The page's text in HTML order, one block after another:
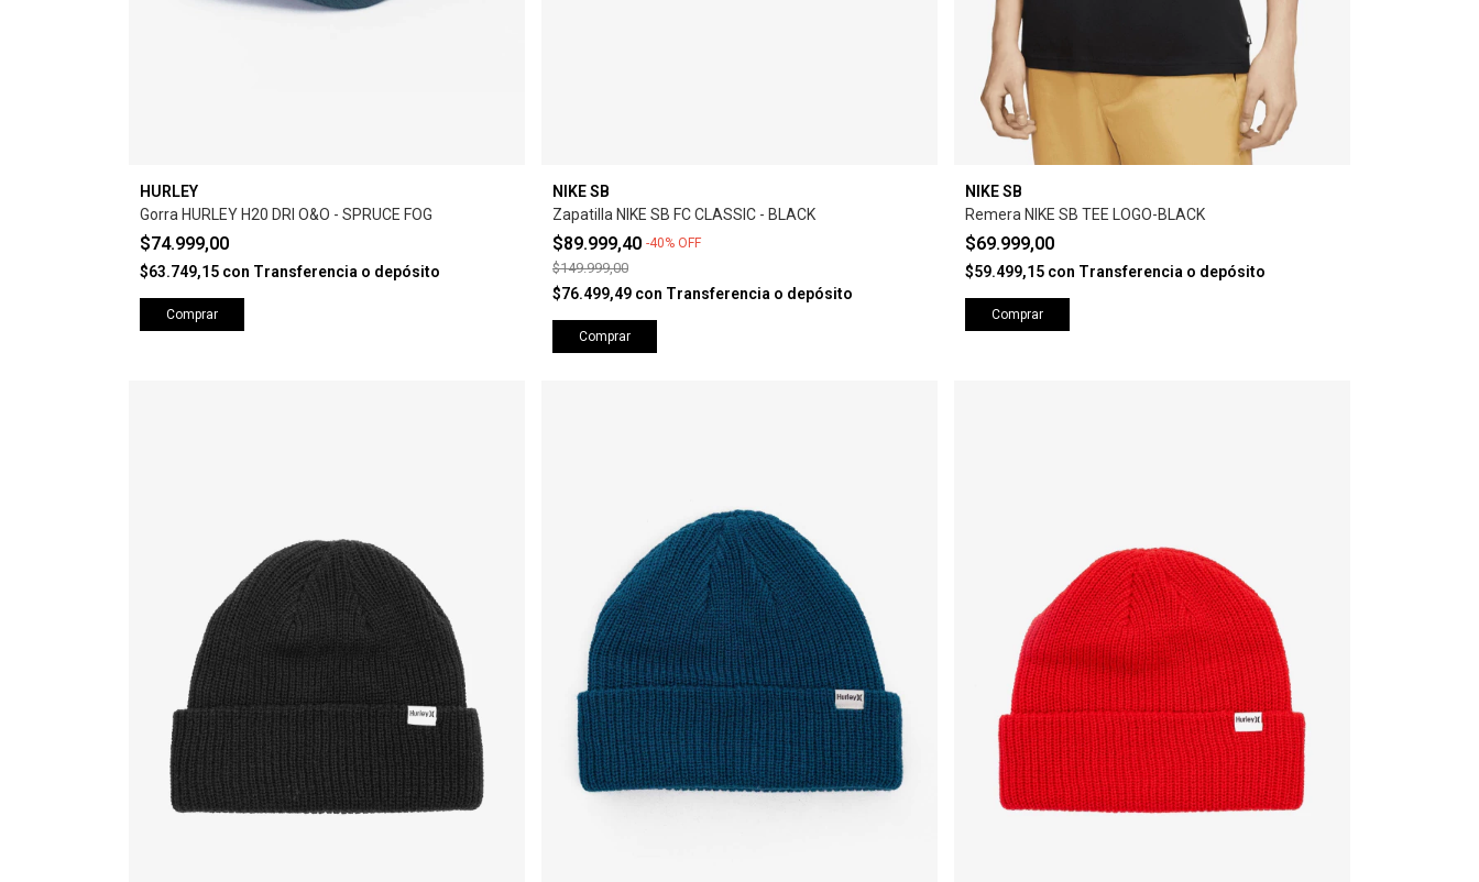
HURLEY
Gorra HURLEY H20 DRI O&O - SPRUCE FOG
$74.999,00
$63.749,15 con Transferencia o depósito
Comprar
NIKE SB
Zapatilla NIKE SB FC CLASSIC - BLACK
$89.999,40 -40% OFF
$149.999,00
$76.499,49 con Transferencia o depósito
Comprar
NIKE SB
Remera NIKE SB TEE LOGO-BLACK
$69.999,00
$59.499,15 con Transferencia o depósito
Comprar